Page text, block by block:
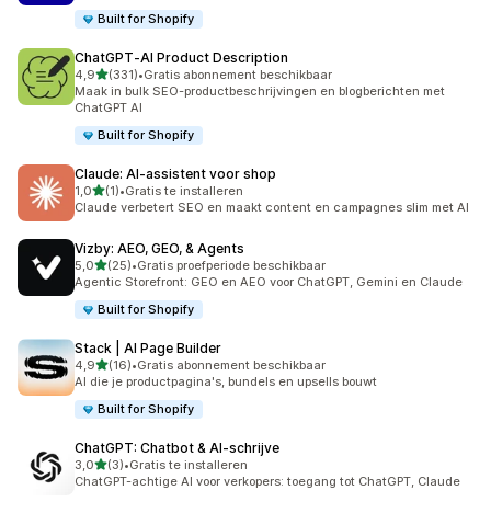
Built for Shopify
ChatGPT‑AI Product Description
4,9van 5 sterren
(331)
331 recensies in totaal
•Gratis abonnement beschikbaar
Maak in bulk SEO-productbeschrijvingen en blogberichten met
ChatGPT AI
Built for Shopify
Claude: AI‑assistent voor shop
1,0van 5 sterren
(1)
1 recensies in totaal
•Gratis te installeren
Claude verbetert SEO en maakt content en campagnes slim met AI
Vizby: AEO, GEO, & Agents
5,0van 5 sterren
(25)
25 recensies in totaal
•Gratis proefperiode beschikbaar
Agentic Storefront: GEO en AEO voor ChatGPT, Gemini en Claude
Built for Shopify
Stack | AI Page Builder
4,9van 5 sterren
(16)
16 recensies in totaal
•Gratis abonnement beschikbaar
AI die je productpagina's, bundels en upsells bouwt
Built for Shopify
ChatGPT: Chatbot & AI‑schrijve
3,0van 5 sterren
(3)
3 recensies in totaal
•Gratis te installeren
ChatGPT-achtige AI voor verkopers: toegang tot ChatGPT, Claude